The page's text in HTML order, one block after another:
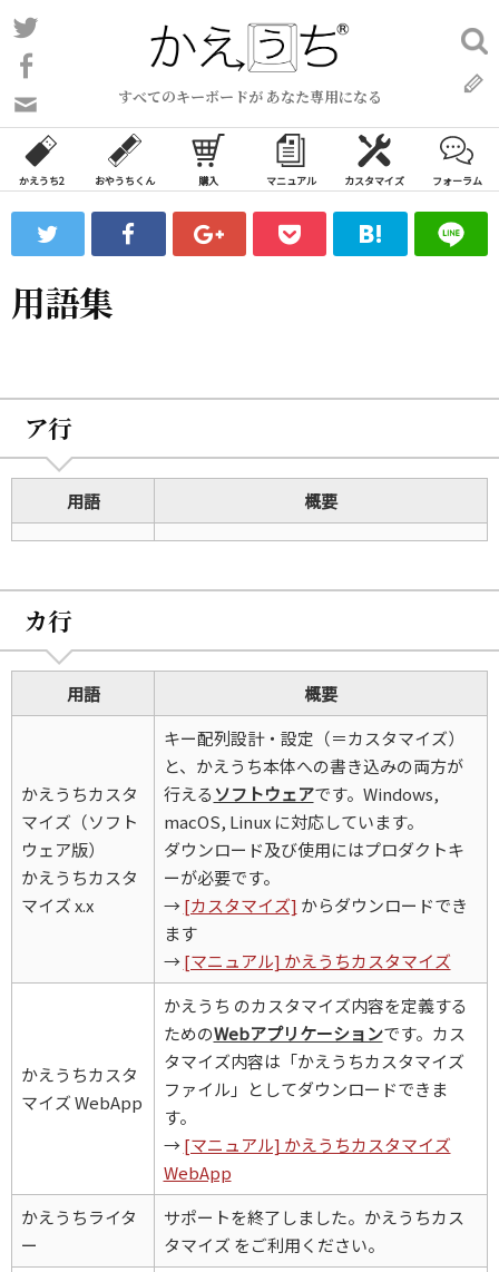
コ
ン
ン
ツ
ス
ッ
プ
すべてのキーボードが あなた専用になる
い
合
わ
フ
ォ
ム
検
索:
かえうち2 おやうちくん 購入 マニュアル カスタマイズ フォーラム
用語集
ア行
用語 概要
カ行
用語 概要
かえうちカスタ
マイズ（ソフト
ウェア版）
かえうちカスタ
マイズ x.x
キー配列設計・設定（＝カスタマイズ）
と、かえうち本体への書き込みの両方が
行える ソフトウェアです。Windows,
macOS, Linux に対応しています。
ダウンロード及び使用にはプロダクトキ
ーが必要です。
→[カスタマイズ] からダウンロードでき
ます
→[マニュアル] かえうちカスタマイズ
かえうちカスタ
マイズ WebApp
かえうち のカスタマイズ内容を定義する
ためのWebアプリケーションです。カス
タマイズ内容は「かえうちカスタマイズ
ファイル」としてダウンロードできま
す。
→[マニュアル] かえうちカスタマイズ
WebApp
かえうちライタ
ー
サポートを終了しました。かえうちカス
タマイズ をご利用ください。